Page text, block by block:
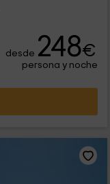
desde 248€
persona y noche